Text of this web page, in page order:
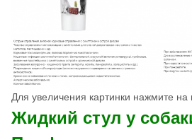
Для увеличения картинки нажмите на
Жидкий стул у